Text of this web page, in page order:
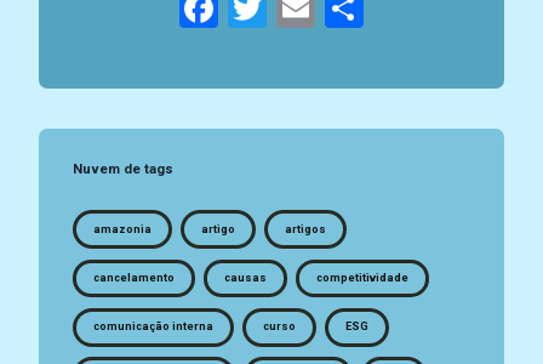
Nuvem de tags
amazonia artigo artigos
cancelamento causas competitividade
comunicação interna curso ESG